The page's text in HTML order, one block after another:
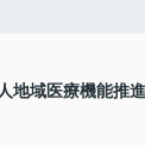
地域医療機能推